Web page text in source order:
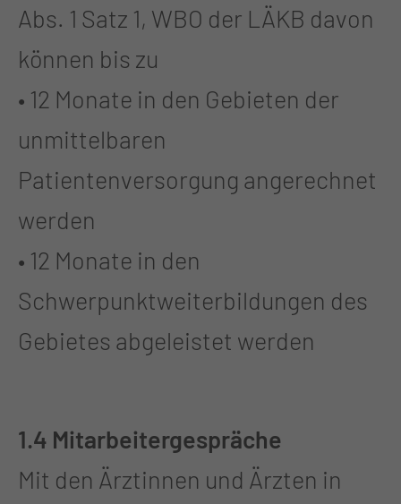
Abs. 1 Satz 1, WBO der LÄKB davon
können bis zu
• 12 Monate in den Gebieten der
unmittelbaren
Patientenversorgung angerechnet
werden
• 12 Monate in den
Schwerpunktweiterbildungen des
Gebietes abgeleistet werden
1.4 Mitarbeitergespräche
Mit den Ärztinnen und Ärzten in